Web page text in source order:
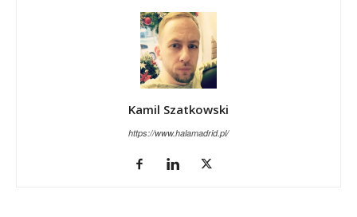
Kamil Szatkowski
https://www.halamadrid.pl/